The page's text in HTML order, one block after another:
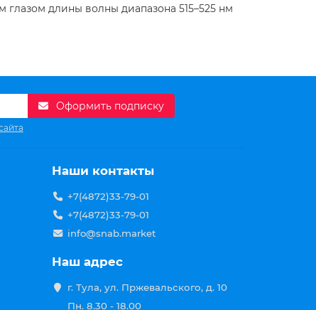
длины волны диапазона 515–525 нм
Оформить подписку
Наши контакты
+7(4872)33-79-01
+7(4872)33-79-01
info@snab.market
Наш адрес
г. Тула, ул. Пржевальского, д. 10
Пн. 8.30 - 18.00